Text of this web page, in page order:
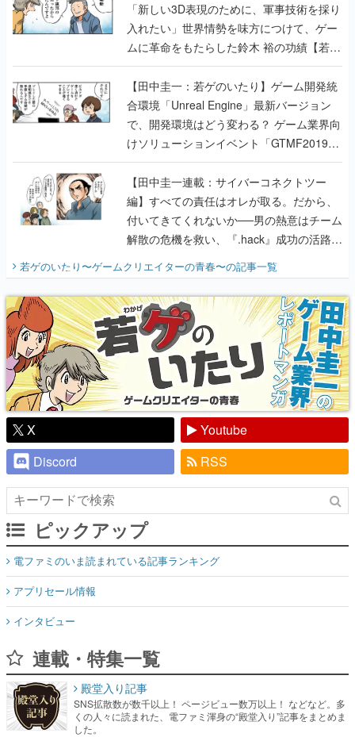
「新しい3D表現のために、軍事技術を採り
入れたい」世界情勢を味方につけて、ゲー
ムに革命をもたらした鈴木 裕の功績【若ゲ
のいたり】
【田中圭一：若ゲのいたり】ゲーム開発統
合環境「Unreal Engine」最新バージョン
で、開発環境はどう変わる？ ゲーム業界向
けソリューションイベント「GTMF2019」
に行って、より理解を深めよう【PR】
【田中圭一連載：サイバーコネクトツー
編】すべての責任はオレが取る。だから、
付いてきてくれないか──男の熱意はチーム
解散の危機を救い、『.hack』成功の活路を
開く。業界の快男児・松山 洋に流れる血は
『少年ジャンプ』色だった【若ゲのいた
り】
若ゲのいたり〜ゲームクリエイターの青春〜の記事一覧
X
Youtube
Discord
RSS
ピックアップ
電ファミのいま読まれている記事ランキング
アプリセール情報
インタビュー
連載・特集一覧
殿堂入り記事
SNS拡散数が数千以上！ ページビュー数万以上！ などなど。多
くの人々に読まれた、電ファミ渾身の“殿堂入り”記事をまとめま
した。